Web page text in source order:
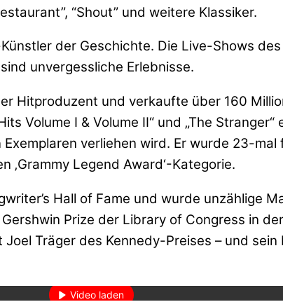
“Shout” und weitere Klassiker.
der Geschichte. Die Live-Shows
unvergessliche Erlebnisse.
Hitproduzent und verkaufte über 160
Volume I & Volume II“ und „The
verliehen wird. Er wurde 23-
Legend Award‘-Kategorie.
Hall of Fame und wurde unzählige
Prize der Library of Congress in
Träger des Kennedy-Preises – und
akzeptieren Sie die Datenschutzerklärung von YouTube.
Video laden